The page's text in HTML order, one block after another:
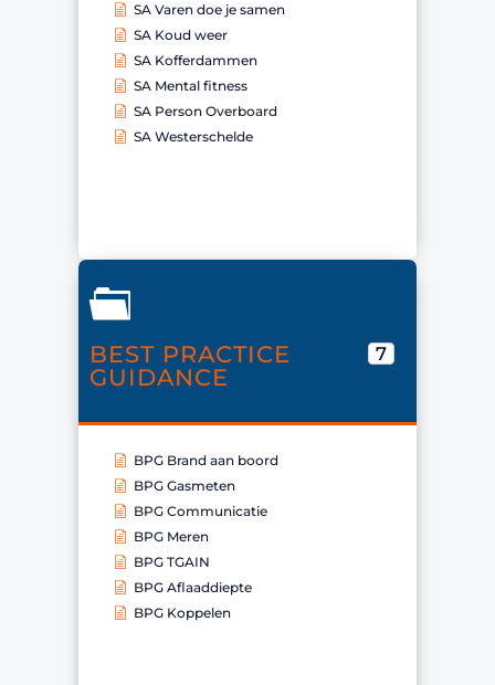
SA Varen doe je samen
SA Koud weer
SA Kofferdammen
SA Mental fitness
SA Person Overboard
SA Westerschelde
BEST PRACTICE
GUIDANCE
7
BPG Brand aan boord
BPG Gasmeten
BPG Communicatie
BPG Meren
BPG TGAIN
BPG Aflaaddiepte
BPG Koppelen